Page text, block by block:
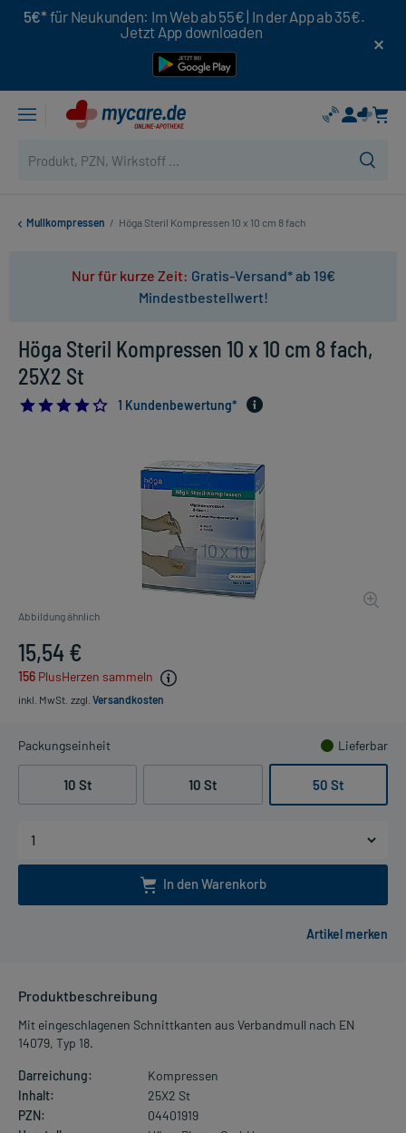
5€* für Neukunden: Im Web ab 55€ | In der App ab 35€.
Jetzt App downloaden
Mullkompressen / Höga Steril Kompressen 10 x 10 cm 8 fach
Nur für kurze Zeit: Gratis-Versand* ab 19€
Mindestbestellwert!
Höga Steril Kompressen 10 x 10 cm 8 fach,
25X2 St
4.0
1 Kundenbewertung*
Abbildung ähnlich
15,54 €
156 PlusHerzen sammeln
inkl. MwSt. zzgl. Versandkosten
Packungseinheit Lieferbar
10 St 10 St 50 St
In den Warenkorb
Produktbeschreibung
Mit eingeschlagenen Schnittkanten aus Verbandmull nach EN
14079, Typ 18.
Darreichung:
Kompressen
Inhalt:
25X2 St
PZN:
04401919